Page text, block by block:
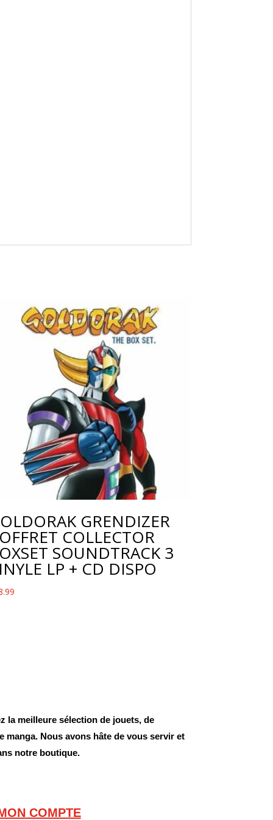
GRENDIZER
COLLECTOR
SOUNDTRACK 3
LP + CD DISPO
la meilleure sélection de jouets, de
Nous avons hâte de vous servir et
notre boutique.
COMPTE